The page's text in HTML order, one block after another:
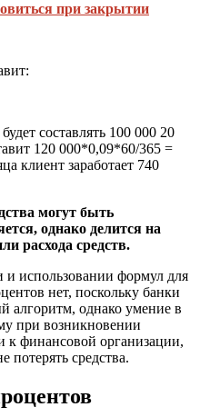
при закрытии
составлять 100 000 20
120 000*0,09*60/365 =
клиент заработает 740
могут быть
однако делится на
расхода средств.
и использовании формул для
нет, поскольку банки
алгоритм, однако умение в
при возникновении
к финансовой организации,
потерять средства.